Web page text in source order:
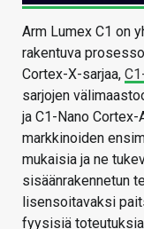
Arm Lumex C1 on
rakentuva
Cortex-X-sarjaa,
sarjojen
ja C1-Nano
markkinoiden
mukaisia ja ne
sisäänrakennetun
lisensoitavaksi
fyysisiä